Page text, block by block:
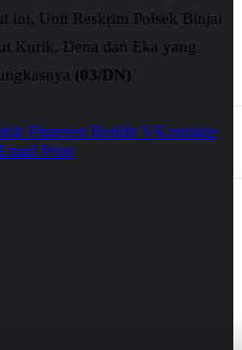
ini, Unit Reskrim Polsek Binjai
Kurik, Dena dan Eka yang
(03/DN)
Pinterest Reddit VKontakte
Print